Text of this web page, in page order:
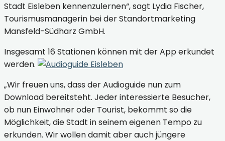
Stadt Eisleben kennenzulernen“, sagt Lydia Fischer,
Tourismusmanagerin bei der Standortmarketing
Mansfeld-Südharz GmbH.
Insgesamt 16 Stationen können mit der App erkundet
werden.
„Wir freuen uns, dass der Audioguide nun zum
Download bereitsteht. Jeder interessierte Besucher,
ob nun Einwohner oder Tourist, bekommt so die
Möglichkeit, die Stadt in seinem eigenen Tempo zu
erkunden. Wir wollen damit aber auch jüngere